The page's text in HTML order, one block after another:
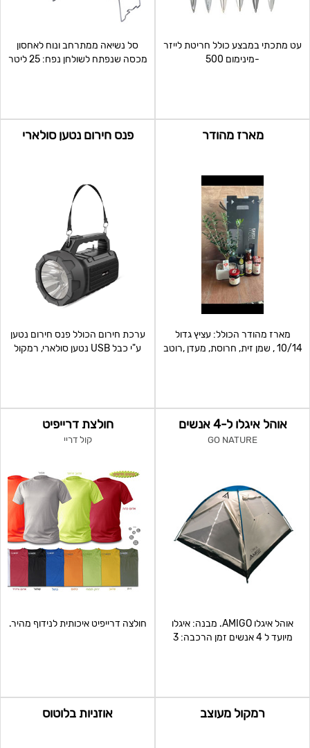
עט מתכתי במבצע כולל חריטת לייזר
-מינימום 500
סל נשיאה ממתרחב ונוח לאחסון
מכסה שנפתח לשולחן נפח: 25 ליטר
מארז מהודר
מארז מהודר הכולל: עציץ גדול
10/14 , שמן זית, חרוסת, מעדן ,רוטב
פנס חירום נטען סולארי
ערכת חירום הכולל פנס חירום נטען
ע"י כבל USB נטען סולארי, רמקול
אוהל איגלו ל-4 אנשים
GO NATURE
אוהל איגלו AMIGO. מבנה: איגלו
מיועד ל 4 אנשים זמן הרכבה: 3
חולצת דרייפיט
קול דריי
חולצה דרייפיט איכותית לנידוף מהיר.
רמקול מעוצב אוזניות בלוטוס